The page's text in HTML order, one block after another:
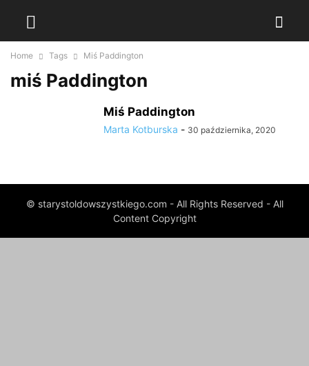
Home Tags Miś Paddington
miś Paddington
Miś Paddington
Marta Kotburska - 30 października, 2020
© starystoldowszystkiego.com - All Rights Reserved - All
Content Copyright